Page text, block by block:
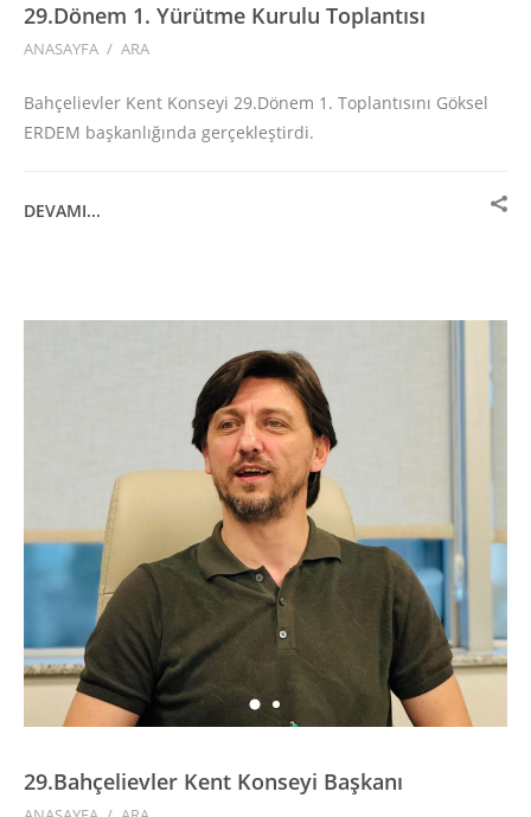
29.Dönem 1. Yürütme Kurulu Toplantısı
ANASAYFA / ARA
Bahçelievler Kent Konseyi 29.Dönem 1. Toplantısını Göksel
ERDEM başkanlığında gerçekleştirdi.
DEVAMI...
29.Bahçelievler Kent Konseyi Başkanı